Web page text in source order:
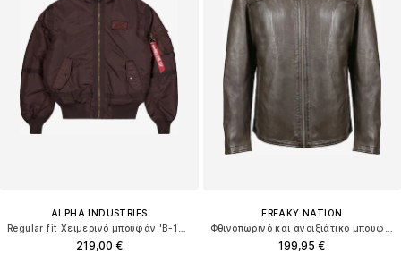
ALPHA INDUSTRIES
219,00 €
FREAKY NATION
199,95 €